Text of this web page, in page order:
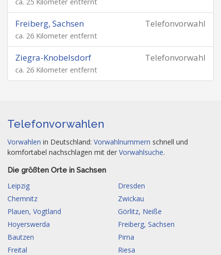
Telefonvorwahl
Freiberg, Sachsen
ca. 26 Kilometer entfernt
Telefonvorwahl
Ziegra-Knobelsdorf
ca. 26 Kilometer entfernt
Telefonvorwahlen
Vorwahlen in Deutschland: Vorwahlnummern schnell und
komfortabel nachschlagen mit der Vorwahlsuche.
Die größten Orte in Sachsen
Leipzig
Dresden
Chemnitz
Zwickau
Plauen, Vogtland
Görlitz, Neiße
Hoyerswerda
Freiberg, Sachsen
Bautzen
Pirna
Freital
Riesa